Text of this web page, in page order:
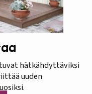
hätkähdyttäviksi
uuden